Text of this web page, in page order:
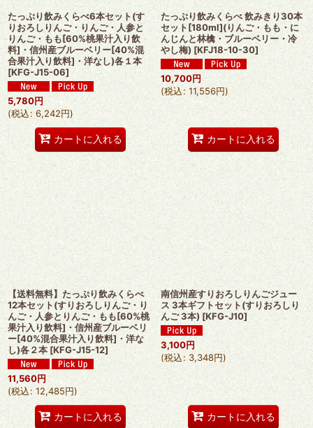
たっぷり飲みくらべ6本セット(す
りおろしりんご・りんご・人参と
りんご・もも[60%桃果汁入り飲
料]・信州産ブルーベリー[40%混
合果汁入り飲料]・洋なし)各１本
[KFG-J15-06]
5,780円
(税込: 6,242円)
カートに入れる
たっぷり飲みくらべ 飲みきり30本
セット[180ml](りんご・もも・に
んじんと林檎・ブルーベリー・冷
やし梅) [KFJ18-10-30]
10,700円
(税込: 11,556円)
カートに入れる
【送料無料】たっぷり飲みくらべ
12本セット(すりおろしりんご・り
んご・人参とりんご・もも[60%桃
果汁入り飲料]・信州産ブルーベリ
ー[40%混合果汁入り飲料]・洋な
し)各２本 [KFG-J15-12]
11,560円
(税込: 12,485円)
カートに入れる
南信州産すりおろしりんごジュー
ス 3本ギフトセット(すりおろしり
んご 3本) [KFG-J10]
3,100円
(税込: 3,348円)
カートに入れる